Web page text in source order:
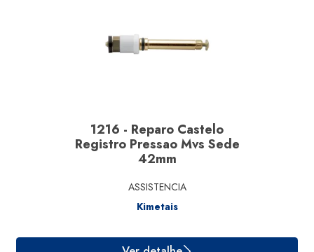
1216 - Reparo Castelo
Registro Pressao Mvs Sede
42mm
ASSISTENCIA
Kimetais